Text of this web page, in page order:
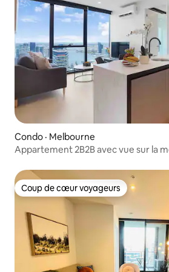
Condo · Melbourne
Appartement 2B2B avec vue sur la
Coup de cœur voyageurs
Coup de cœur voyageurs